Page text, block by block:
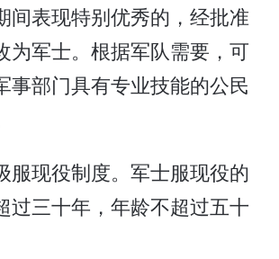
间表现特别优秀的，经批准
为军士。根据军队需要，可
事部门具有专业技能的公民
服现役制度。军士服现役的
过三十年，年龄不超过五十